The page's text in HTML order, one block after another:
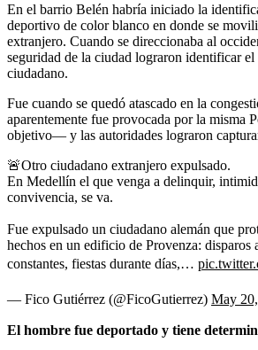
En el barrio Belén habría iniciado la
deportivo de color blanco en donde se
extranjero. Cuando se direccionaba al
seguridad de la ciudad lograron identificar
ciudadano.
Fue cuando se quedó atascado en la
aparentemente fue provocada por la misma
objetivo— y las autoridades lograron
🚨Otro ciudadano extranjero expulsado.
En Medellín el que venga a delinquir,
convivencia, se va.
Fue expulsado un ciudadano alemán que
hechos en un edificio de Provenza: disparos
constantes, fiestas durante días,…
— Fico Gutiérrez (@FicoGutierrez) May
El hombre fue deportado y tiene